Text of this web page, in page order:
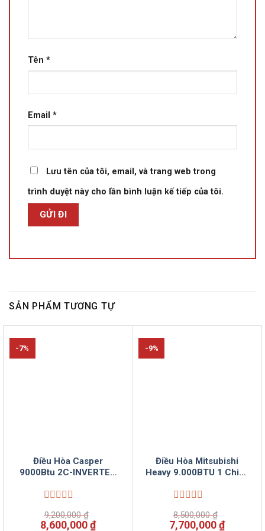
Tên *
Email *
Lưu tên của tôi, email, và trang web trong
trình duyệt này cho lần bình luận kế tiếp của tôi.
SẢN PHẨM TƯƠNG TỰ
-7%
Điều Hòa Casper
9000Btu 2C-INVERTER
Phối
xếp
hạng
9,200,000₫
Giá
8,600,000₫Giá
-9%
Điều Hòa Mitsubishi
Heavy 9.000BTU 1 Chiều
Vinsun Phân Phối
xếp
hạng
8,500,000₫
Giá
7,700,000₫Giá